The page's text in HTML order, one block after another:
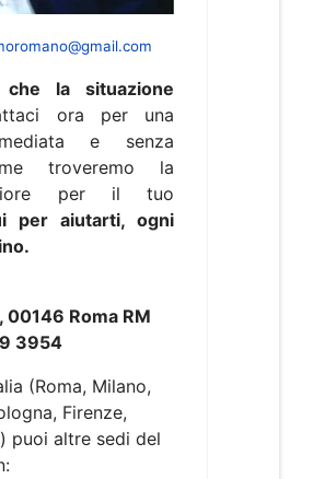
la situazione
ora per una
e senza
troveremo la
per il tuo
per aiutarti, ogni
00146 Roma RM
3954
(Roma, Milano,
Firenze,
puoi altre sedi del